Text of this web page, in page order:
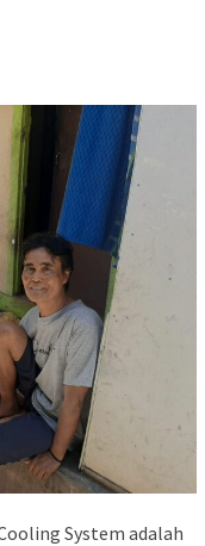
System adalah